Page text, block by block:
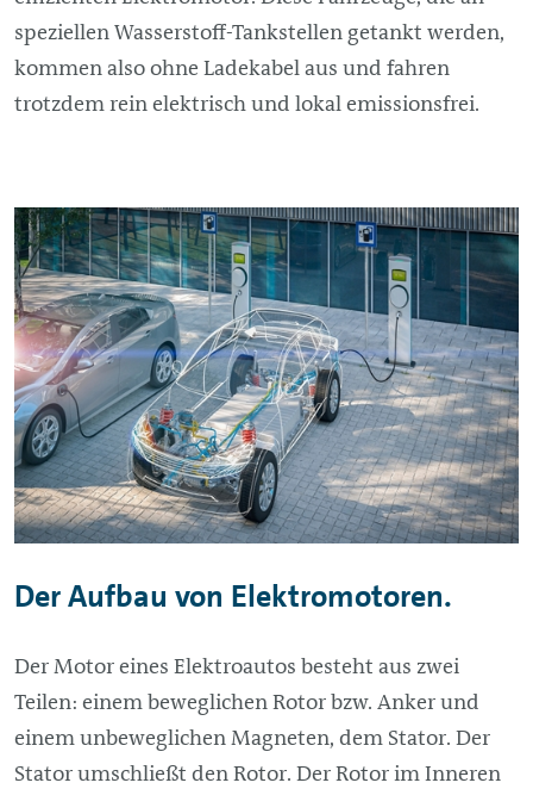
speziellen Wasserstoff-Tankstellen getankt werden,
kommen also ohne Ladekabel aus und fahren
trotzdem rein elektrisch und lokal emissionsfrei.
Der Aufbau von Elektromotoren.
Der Motor eines Elektroautos besteht aus zwei
Teilen: einem beweglichen Rotor bzw. Anker und
einem unbeweglichen Magneten, dem Stator. Der
Stator umschließt den Rotor. Der Rotor im Inneren